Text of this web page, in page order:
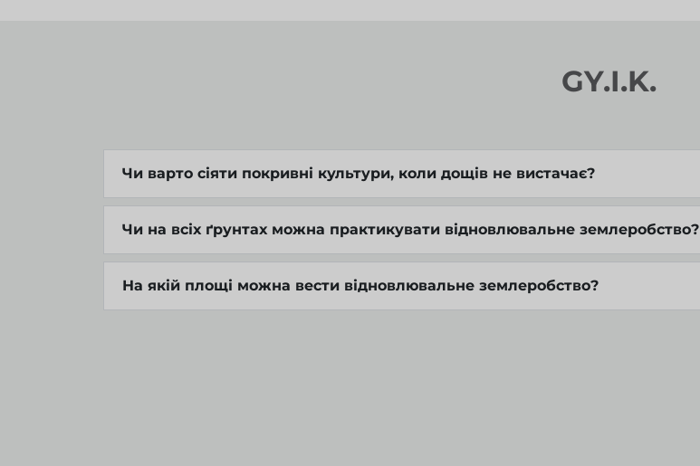
GY.I.K.
Чи варто сіяти покривні культури, коли дощів не вистачає?
Чи на всіх ґрунтах можна практикувати відновлювальне землеробство?
На якій площі можна вести відновлювальне землеробство?